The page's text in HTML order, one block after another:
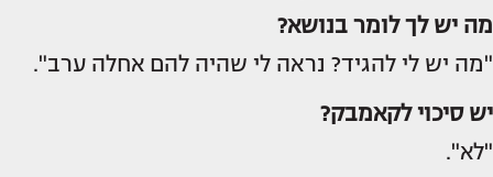
מה יש לך לומר בנושא?
"מה יש לי להגיד? נראה לי שהיה להם אחלה ערב".
יש סיכוי לקאמבק?
"לא".